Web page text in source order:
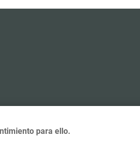
para ello.